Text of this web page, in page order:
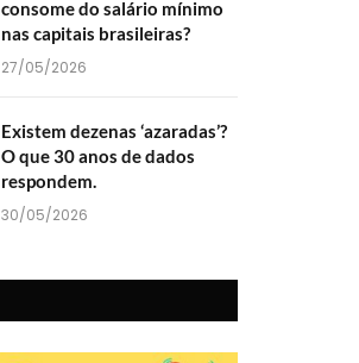
consome do salário mínimo
nas capitais brasileiras?
27/05/2026
Existem dezenas ‘azaradas’?
O que 30 anos de dados
respondem.
30/05/2026